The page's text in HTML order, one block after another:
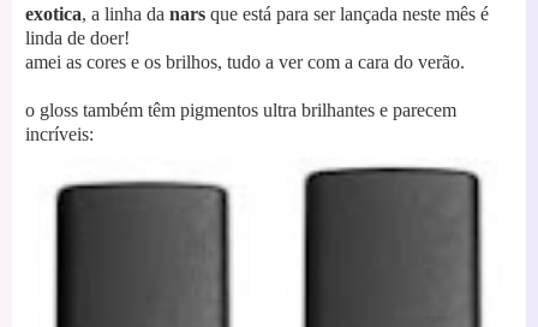
exotica, a linha da nars que está para ser lançada neste mês é
linda de doer!
amei as cores e os brilhos, tudo a ver com a cara do verão.
o gloss também têm pigmentos ultra brilhantes e parecem
incríveis: